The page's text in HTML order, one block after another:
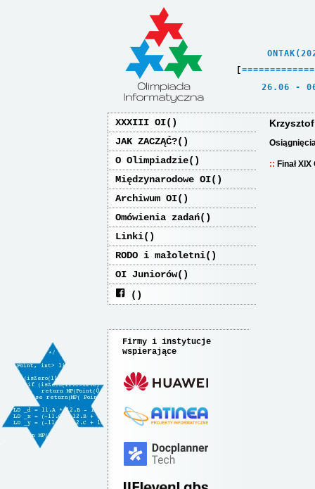
[ =============
26.06
XXXIII OI
JAK ZACZĄĆ?
O Olimpiadzie
Międzynarodowe OI
Archiwum OI
Omówienia zadań
Linki
RODO i małoletni
OI Juniorów
Firmy i instytucje
wspierające
Finał